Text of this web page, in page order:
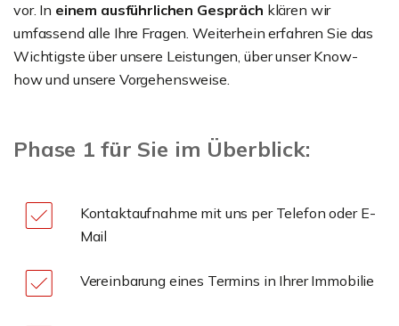
vor. In einem ausführlichen Gespräch klären wir
umfassend alle Ihre Fragen. Weiterhein erfahren Sie das
Wichtigste über unsere Leistungen, über unser Know-
how und unsere Vorgehensweise.
Phase 1 für Sie im Überblick:
Kontaktaufnahme mit uns per Telefon oder E-
Mail
Vereinbarung eines Termins in Ihrer Immobilie